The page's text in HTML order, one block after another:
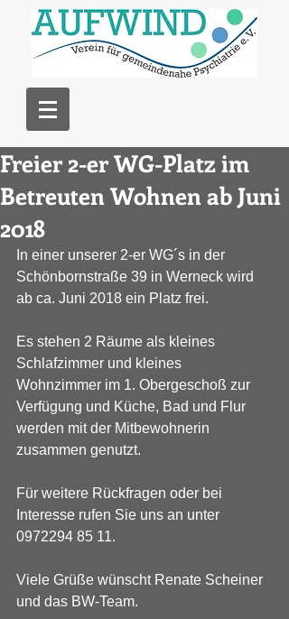
Freier 2-er WG-Platz im
Betreuten Wohnen ab Juni
2018
In einer unserer 2-er WG´s in der
Schönbornstraße 39 in Werneck wird
ab ca. Juni 2018 ein Platz frei.
Es stehen 2 Räume als kleines
Schlafzimmer und kleines
Wohnzimmer im 1. Obergeschoß zur
Verfügung und Küche, Bad und Flur
werden mit der Mitbewohnerin
zusammen genutzt.
Für weitere Rückfragen oder bei
Interesse rufen Sie uns an unter
0972294 85 11.
Viele Grüße wünscht Renate Scheiner
und das BW-Team.